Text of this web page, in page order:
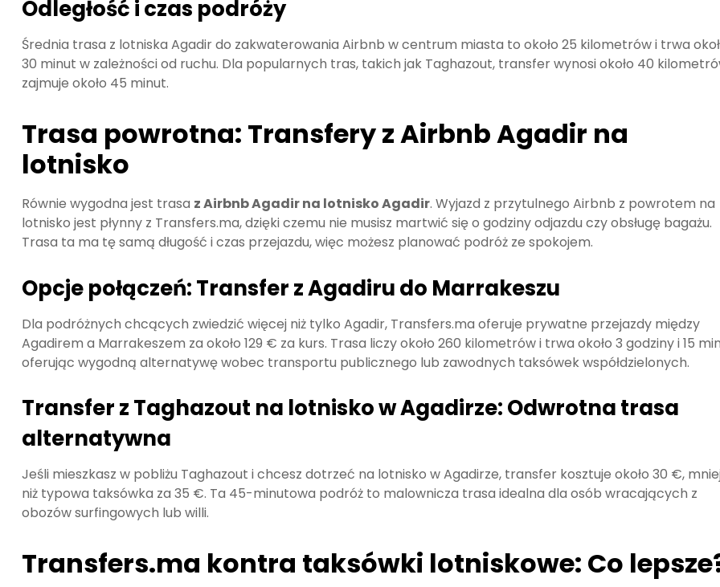
Odległość i czas podróży
Średnia trasa z lotniska Agadir do zakwaterowania Airbnb w centrum miasta to około 25 kilometrów i trwa
30 minut w zależności od ruchu. Dla popularnych tras, takich jak Taghazout, transfer wynosi około 40
zajmuje około 45 minut.
Trasa powrotna: Transfery z Airbnb Agadir na
lotnisko
Równie wygodna jest trasa z Airbnb Agadir na lotnisko Agadir. Wyjazd z przytulnego Airbnb z powrotem na
lotnisko jest płynny z Transfers.ma, dzięki czemu nie musisz martwić się o godziny odjazdu czy obsługę bagażu.
Trasa ta ma tę samą długość i czas przejazdu, więc możesz planować podróż ze spokojem.
Opcje połączeń: Transfer z Agadiru do Marrakeszu
Dla podróżnych chcących zwiedzić więcej niż tylko Agadir, Transfers.ma oferuje prywatne przejazdy między
Agadirem a Marrakeszem za około 129 € za kurs. Trasa liczy około 260 kilometrów i trwa około 3 godziny i 15
oferując wygodną alternatywę wobec transportu publicznego lub zawodnych taksówek współdzielonych.
Transfer z Taghazout na lotnisko w Agadirze: Odwrotna trasa
alternatywna
Jeśli mieszkasz w pobliżu Taghazout i chcesz dotrzeć na lotnisko w Agadirze, transfer kosztuje około 30 €,
niż typowa taksówka za 35 €. Ta 45-minutowa podróż to malownicza trasa idealna dla osób wracających z
obozów surfingowych lub willi.
Transfers.ma kontra taksówki lotniskowe: Co